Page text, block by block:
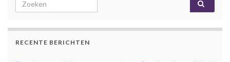
RECENTE BERICHTEN